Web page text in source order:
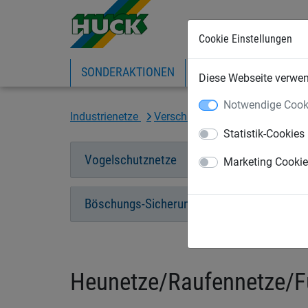
Cookie Einstellungen
Diese Webseite
Notwendige
Statistik-Cookies
Marketing
SONDERAKTIONEN EXPRESS-SHOP
Industrienetze Verschiedene Netze
Vogelschutznetze Heunetze/
Böschungs-Sicherungsnetze
Heunetze/Raufennetze/